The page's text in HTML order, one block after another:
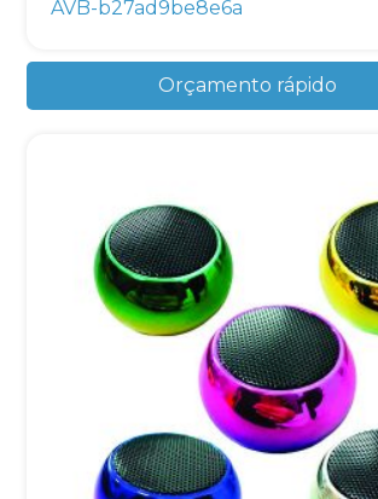
AVB-b27ad9be8e6a
Orçamento rápido